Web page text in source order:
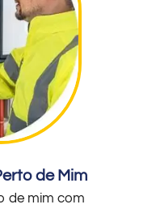
de Mim
de mim com